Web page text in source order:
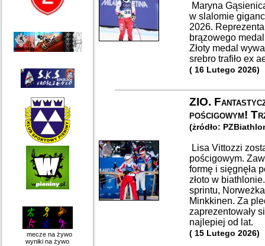
mecze na żywo
wyniki na żywo
Maryna
w slalomie
2026.
brązowego
Złoty medal
srebro trafiło ex
( 16 Lutego 2026)
ZIO.
pościgowym!
(żródło:
Lisa Vittozzi
pościgowym.
formę i sięgnęła
złoto w
sprintu,
Minkkinen. Za
zaprezentowały
najlepiej od lat.
( 15 Lutego 2026)